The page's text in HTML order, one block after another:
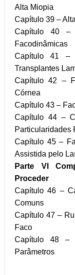
Alta Miopia
Capítulo 39 –
Capítulo 40 –
Facodinâmicas
Capítulo 41 –
Transplantes
Capítulo 42 –
Córnea
Capítulo 43 –
Capítulo 44 –
Particularidades
Capítulo 45 –
Assistida pelo
Parte VI
Proceder
Capítulo 46 –
Comuns
Capítulo 47 –
Faco
Capítulo 48 –
Parâmetros